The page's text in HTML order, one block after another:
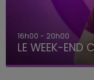
16h00 - 20h00
LE WEEK-END